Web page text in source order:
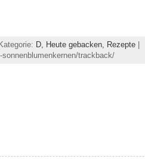
D, Heute gebacken, Rezepte |
trackback/